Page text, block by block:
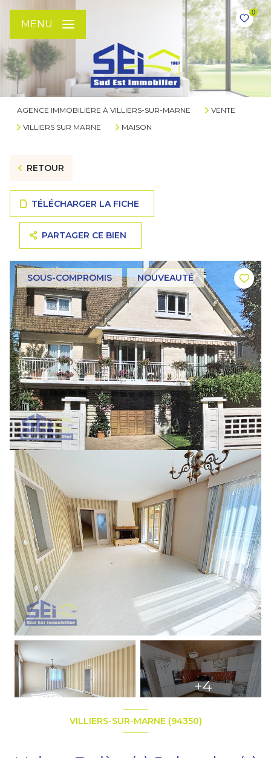
0
MENU
AGENCE IMMOBILIÈRE À VILLIERS-SUR-MARNE
VENTE
VILLIERS SUR MARNE
MAISON
RETOUR
TÉLÉCHARGER LA FICHE
PARTAGER CE BIEN
SOUS-COMPROMIS NOUVEAUTÉ
+4
VILLIERS-SUR-MARNE (94350)